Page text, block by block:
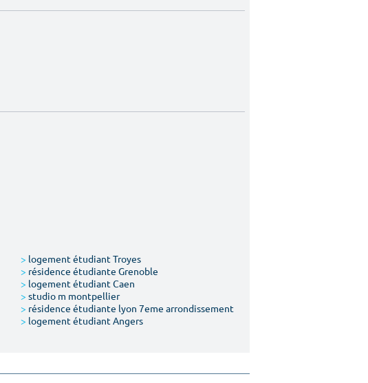
> logement étudiant Troyes
> résidence étudiante Grenoble
> logement étudiant Caen
> studio m montpellier
> résidence étudiante lyon 7eme arrondissement
> logement étudiant Angers